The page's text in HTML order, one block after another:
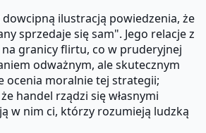
ilustracją powiedzenia, że
sprzedaje się sam". Jego relacje z
granicy flirtu, co w pruderyjnej
odważnym, ale skutecznym
ocenia moralnie tej strategii;
handel rządzi się własnymi
w nim ci, którzy rozumieją ludzką